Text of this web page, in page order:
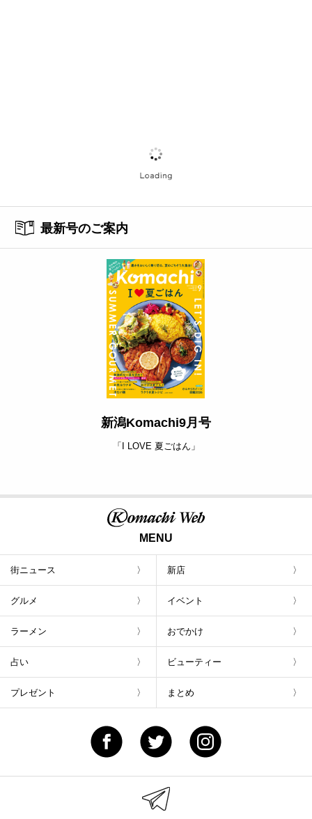
最新号のご案内
新潟Komachi9月号
「I LOVE 夏ごはん」
MENU
街ニュース 新店
グルメ イベント
ラーメン おでかけ
占い ビューティー
プレゼント まとめ